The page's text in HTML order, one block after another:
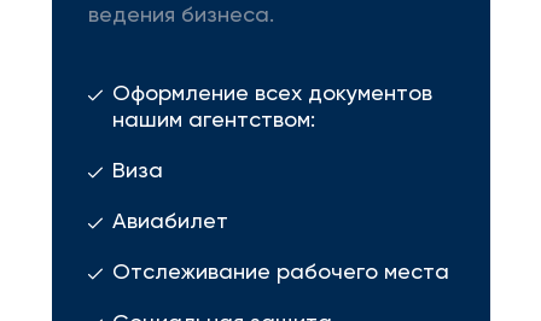
ведения бизнеса.
Оформление всех документов
нашим агентством:
Виза
Авиабилет
Отслеживание рабочего места